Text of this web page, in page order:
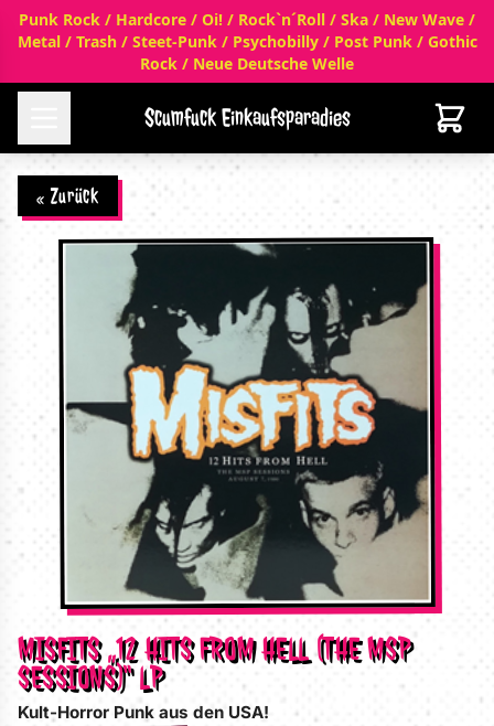
Punk Rock / Hardcore / Oi! / Rock`n´Roll / Ska / New Wave /
Metal / Trash / Steet-Punk / Psychobilly / Post Punk / Gothic
Rock / Neue Deutsche Welle
Scumfuck Einkaufsparadies
« Zurück
MISFITS „12 HITS FROM HELL (THE MSP
SESSIONS)“ LP
Kult-Horror Punk aus den USA!